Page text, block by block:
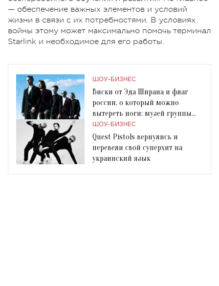
— обеспечение важных элементов и условий
жизни в связи с их потребностями. В условиях
войны этому может максимально помочь терминал
Starlink и необходимое для его работы.
ШОУ-БИЗНЕС
Виски от Эда Ширана и флаг
россии, о который можно
вытереть ноги: музей группы
«Антитіла» открыт
ШОУ-БИЗНЕС
Quest Pistols вернулись и
перевели свой суперхит на
украинский язык